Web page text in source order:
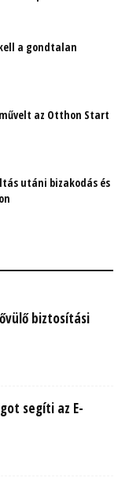
a gondtalan
az Otthon Start
utáni bizakodás és
biztosítási
segíti az E-